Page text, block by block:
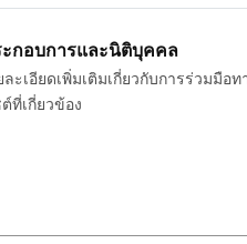
กอบการและนิติบุคคล
ะเอียดเพิ่มเติมเกี่ยวกับการร่วมมื
ที่เกี่ยวข้อง